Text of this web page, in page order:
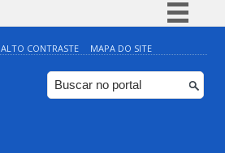
Simplifique!
Comunica BR
Participe
ALTO CONTRASTE MAPA DO SITE